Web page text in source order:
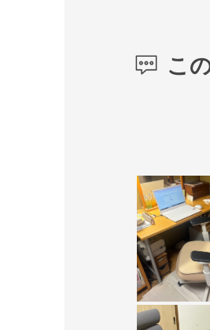
こ